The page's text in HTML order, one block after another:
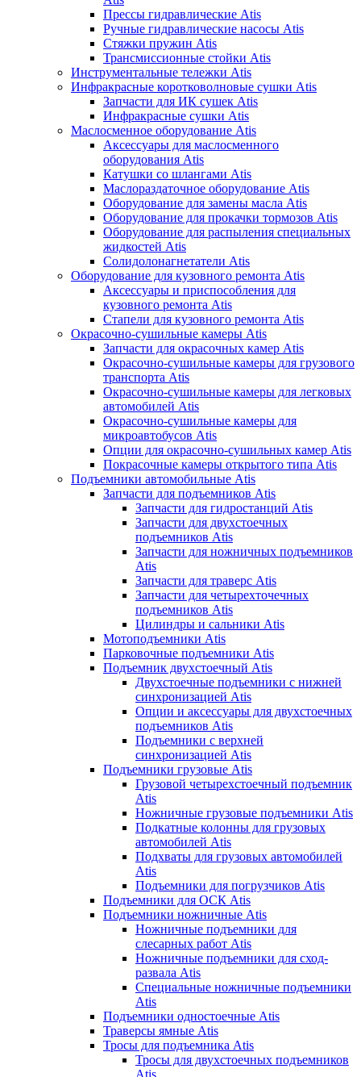
Прессы гидравлические Atis
Ручные гидравлические насосы Atis
Стяжки пружин Atis
Трансмиссионные стойки Atis
Инструментальные тележки Atis
Инфракрасные коротковолновые сушки Atis
Запчасти для ИК сушек Atis
Инфракрасные сушки Atis
Маслосменное оборудование Atis
Аксессуары для маслосменного
оборудования Atis
Катушки со шлангами Atis
Маслораздаточное оборудование Atis
Оборудование для замены масла Atis
Оборудование для прокачки тормозов Atis
Оборудование для распыления специальных
жидкостей Atis
Солидолонагнетатели Atis
Оборудование для кузовного ремонта Atis
Аксессуары и приспособления для
кузовного ремонта Atis
Стапели для кузовного ремонта Atis
Окрасочно-сушильные камеры Atis
Запчасти для окрасочных камер Atis
Окрасочно-сушильные камеры для грузового
транспорта Atis
Окрасочно-сушильные камеры для легковых
автомобилей Atis
Окрасочно-сушильные камеры для
микроавтобусов Atis
Опции для окрасочно-сушильных камер Atis
Покрасочные камеры открытого типа Atis
Подъемники автомобильные Atis
Запчасти для подъемников Atis
Запчасти для гидростанций Atis
Запчасти для двухстоечных
подъемников Atis
Запчасти для ножничных подъемников
Atis
Запчасти для траверс Atis
Запчасти для четырехточечных
подъемников Atis
Цилиндры и сальники Atis
Мотоподъемники Atis
Парковочные подъемники Atis
Подъемник двухстоечный Atis
Двухстоечные подъемники с нижней
синхронизацией Atis
Опции и аксессуары для двухстоечных
подъемников Atis
Подъемники с верхней
синхронизацией Atis
Подъемники грузовые Atis
Грузовой четырехстоечный подъемник
Atis
Ножничные грузовые подъемники Atis
Подкатные колонны для грузовых
автомобилей Atis
Подхваты для грузовых автомобилей
Atis
Подъемники для погрузчиков Atis
Подъемники для ОСК Atis
Подъемники ножничные Atis
Ножничные подъемники для
слесарных работ Atis
Ножничные подъемники для сход-
развала Atis
Специальные ножничные подъемники
Atis
Подъемники одностоечные Atis
Траверсы ямные Atis
Тросы для подъемника Atis
Тросы для двухстоечных подъемников
Atis